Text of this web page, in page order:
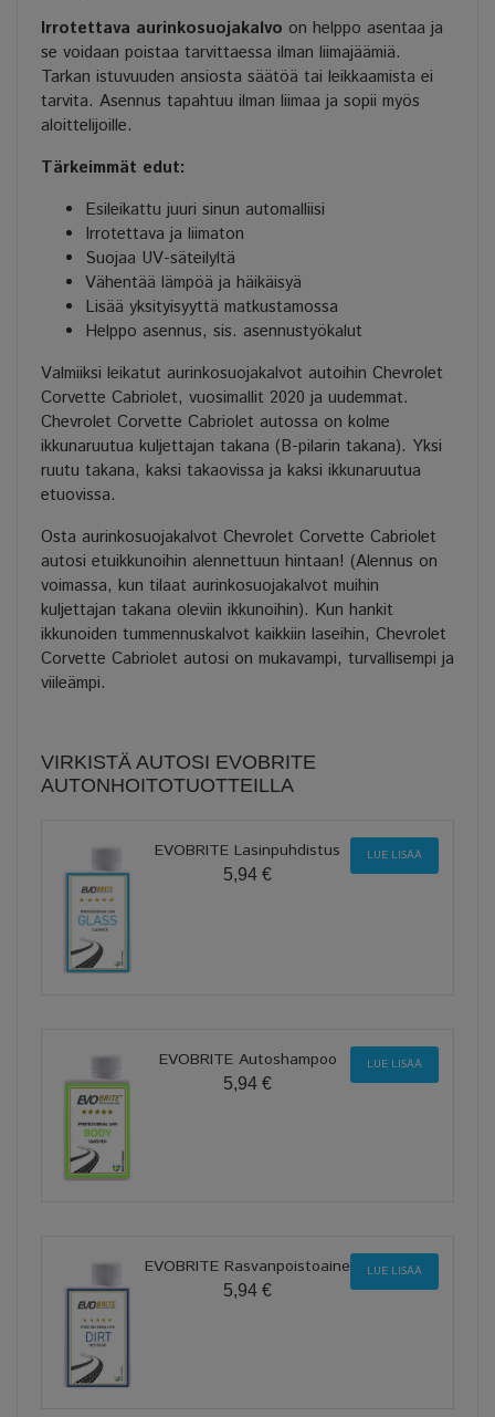
Irrotettava aurinkosuojakalvo on helppo asentaa ja
se voidaan poistaa tarvittaessa ilman liimajäämiä.
Tarkan istuvuuden ansiosta säätöä tai leikkaamista ei
tarvita. Asennus tapahtuu ilman liimaa ja sopii myös
aloittelijoille.
Tärkeimmät edut:
Esileikattu juuri sinun automalliisi
Irrotettava ja liimaton
Suojaa UV-säteilyltä
Vähentää lämpöä ja häikäisyä
Lisää yksityisyyttä matkustamossa
Helppo asennus, sis. asennustyökalut
Valmiiksi leikatut aurinkosuojakalvot autoihin Chevrolet
Corvette Cabriolet, vuosimallit 2020 ja uudemmat.
Chevrolet Corvette Cabriolet autossa on kolme
ikkunaruutua kuljettajan takana (B-pilarin takana). Yksi
ruutu takana, kaksi takaovissa ja kaksi ikkunaruutua
etuovissa.
Osta aurinkosuojakalvot Chevrolet Corvette Cabriolet
autosi etuikkunoihin alennettuun hintaan! (Alennus on
voimassa, kun tilaat aurinkosuojakalvot muihin
kuljettajan takana oleviin ikkunoihin). Kun hankit
ikkunoiden tummennuskalvot kaikkiin laseihin, Chevrolet
Corvette Cabriolet autosi on mukavampi, turvallisempi ja
viileämpi.
VIRKISTÄ AUTOSI EVOBRITE
AUTONHOITOTUOTTEILLA
EVOBRITE Lasinpuhdistus
5,94 €
LUE LISÄÄ
EVOBRITE Autoshampoo
5,94 €
LUE LISÄÄ
EVOBRITE Rasvanpoistoaine
5,94 €
LUE LISÄÄ